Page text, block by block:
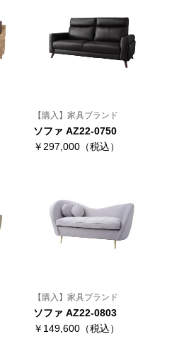
【購入】家具ブランド
ソファ AZ22-0750
￥297,000（税込）
【購入】家具ブランド
ソファ AZ22-0803
￥149,600（税込）